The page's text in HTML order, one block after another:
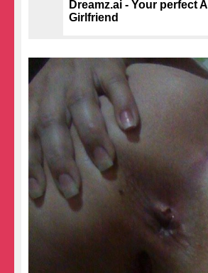
Dreamz.ai - Your perfect AI
Girlfriend